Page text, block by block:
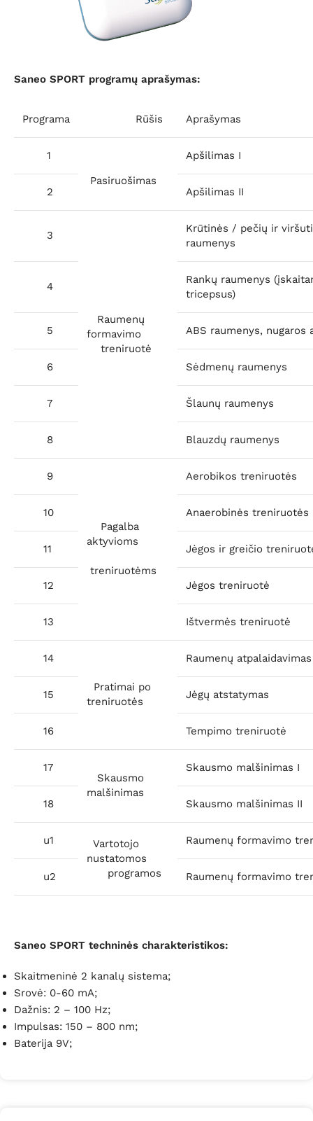
Saneo SPORT programų aprašymas:
Programa Rūšis Aprašymas
1
Pasiruošimas
Apšilimas I
2 Apšilimas II
3
Raumenų
formavimo
treniruotė
Krūtinės / pečių ir
raumenys
4
Rankų raumenys
tricepsus)
5 ABS raumenys, nugaros
6 Sėdmenų raumenys
7 Šlaunų raumenys
8 Blauzdų raumenys
9
Pagalba
aktyvioms
treniruotėms
Aerobikos treniruotės
10 Anaerobinės treniruotės
11 Jėgos ir greičio
12 Jėgos treniruotė
13 Ištvermės treniruotė
14
Pratimai po
treniruotės
Raumenų atpalaidavimas
15 Jėgų atstatymas
16 Tempimo treniruotė
17
Skausmo
malšinimas
Skausmo malšinimas I
18 Skausmo malšinimas II
u1
Vartotojo
nustatomos
programos
Raumenų formavimo
u2 Raumenų formavimo
Saneo SPORT techninės charakteristikos:
Skaitmeninė 2 kanalų sistema;
Srovė: 0-60 mA;
Dažnis: 2 – 100 Hz;
Impulsas: 150 – 800 nm;
Baterija 9V;